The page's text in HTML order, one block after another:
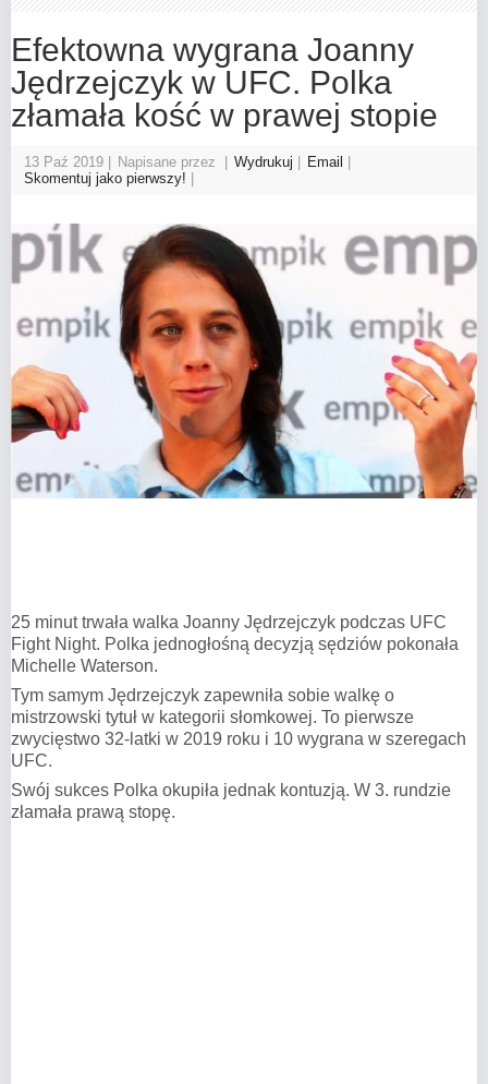
Efektowna wygrana Joanny
Jędrzejczyk w UFC. Polka
złamała kość w prawej stopie
13 Paź 2019 Napisane przez Wydrukuj
Email
Skomentuj jako pierwszy!
25 minut trwała walka Joanny Jędrzejczyk podczas UFC
Fight Night. Polka jednogłośną decyzją sędziów pokonała
Michelle Waterson.
Tym samym Jędrzejczyk zapewniła sobie walkę o
mistrzowski tytuł w kategorii słomkowej. To pierwsze
zwycięstwo 32-latki w 2019 roku i 10 wygrana w szeregach
UFC.
Swój sukces Polka okupiła jednak kontuzją. W 3. rundzie
złamała prawą stopę.